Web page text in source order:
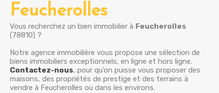
Feucherolles
Vous recherchez un bien immobilier à Feucherolles
(78810) ?
Notre agence immobilière vous propose une sélection de
biens immobiliers exceptionnels, en ligne et hors ligne.
Contactez-nous, pour qu’on puisse vous proposer des
maisons, des propriétés de prestige et des terrains à
vendre à Feucherolles ou dans les environs.